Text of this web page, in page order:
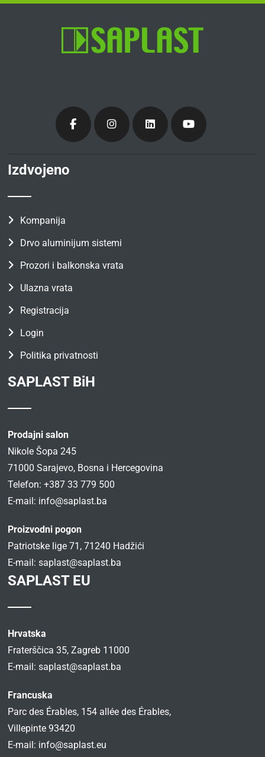
Izdvojeno
Kompanija
Drvo aluminijum sistemi
Prozori i balkonska vrata
Ulazna vrata
Registracija
Login
Politika privatnosti
SAPLAST BiH
Prodajni salon
Nikole Šopa 245
71000 Sarajevo, Bosna i Hercegovina
Telefon: +387 33 779 500
E-mail: info@saplast.ba
Proizvodni pogon
Patriotske lige 71, 71240 Hadžići
E-mail:saplast@saplast.ba
SAPLAST EU
Hrvatska
Fraterščica 35, Zagreb 11000
E-mail:saplast@saplast.ba
Francuska
Parc des Érables, 154 allée des Érables,
Villepinte 93420
E-mail: info@saplast.eu